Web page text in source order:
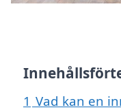
1 Vad kan en